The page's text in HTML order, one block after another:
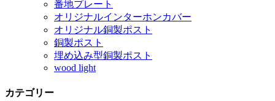
番地プレート
オリジナルインターホンカバー
オリジナル銅製ポスト
銅製ポスト
埋め込み型銅製ポスト
wood light
カテゴリー